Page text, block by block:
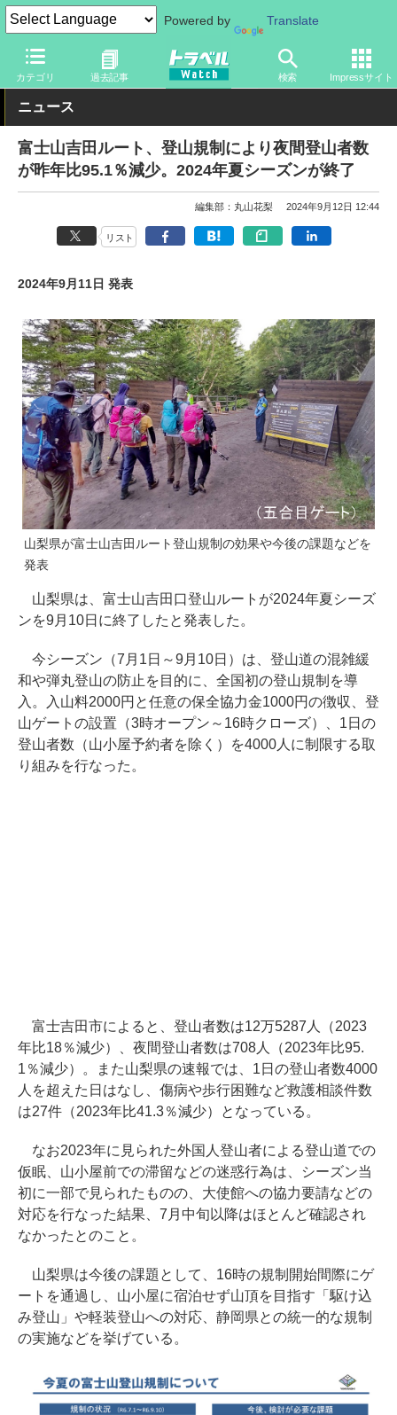
Powered by Translate
カテゴリ 過去記事 検索 Impressサイト
トラベル Watch 地域 国内旅行 山梨
ニュース
富士山吉田ルート、登山規制により夜間登山者数
が昨年比95.1％減少。2024年夏シーズンが終了
編集部：丸山花梨 2024年9月12日 12:44
リスト
2024年9月11日 発表
山梨県が富士山吉田ルート登山規制の効果や今後の課題などを
発表
山梨県は、富士山吉田口登山ルートが2024年夏シーズ
ンを9月10日に終了したと発表した。
今シーズン（7月1日～9月10日）は、登山道の混雑緩
和や弾丸登山の防止を目的に、全国初の登山規制を導
入。入山料2000円と任意の保全協力金1000円の徴収、登
山ゲートの設置（3時オープン～16時クローズ）、1日の
登山者数（山小屋予約者を除く）を4000人に制限する取
り組みを行なった。
富士吉田市によると、登山者数は12万5287人（2023
年比18％減少）、夜間登山者数は708人（2023年比95.
1％減少）。また山梨県の速報では、1日の登山者数4000
人を超えた日はなし、傷病や歩行困難など救護相談件数
は27件（2023年比41.3％減少）となっている。
なお2023年に見られた外国人登山者による登山道での
仮眠、山小屋前での滞留などの迷惑行為は、シーズン当
初に一部で見られたものの、大使館への協力要請などの
対応を行なった結果、7月中旬以降はほとんど確認され
なかったとのこと。
山梨県は今後の課題として、16時の規制開始間際にゲ
ートを通過し、山小屋に宿泊せず山頂を目指す「駆け込
み登山」や軽装登山への対応、静岡県との統一的な規制
の実施などを挙げている。